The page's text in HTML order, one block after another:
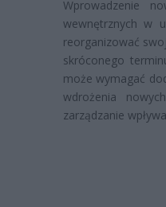
Wprowadzenie
wewnętrznych w
reorganizować
skróconego
może wymagać
wdrożenia
zarządzanie